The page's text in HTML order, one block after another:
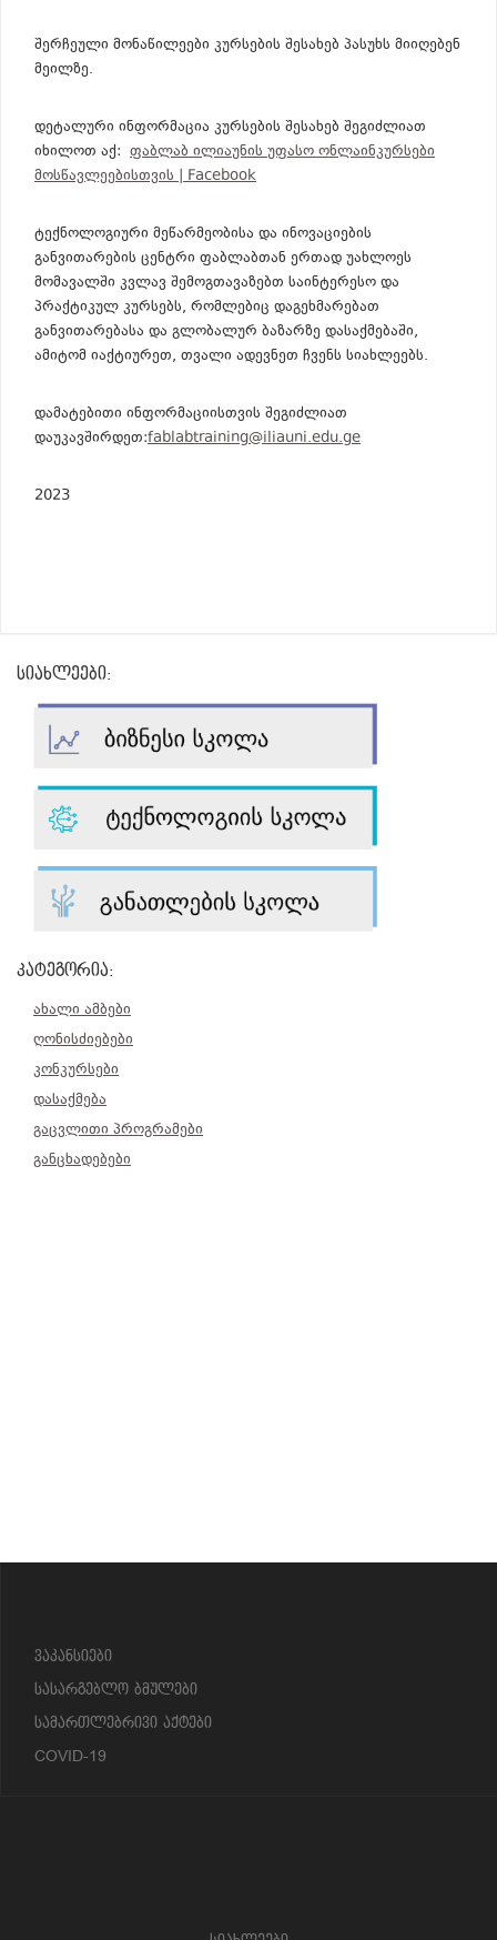
შერჩეული მონაწილეები კურსების შესახებ პასუხს მიიღებენ
მეილზე.
დეტალური ინფორმაცია კურსების შესახებ შეგიძლიათ
იხილოთ აქ: ფაბლაბ ილიაუნის უფასო ონლაინკურსები
მოსწავლეებისთვის | Facebook
ტექნოლოგიური მეწარმეობისა და ინოვაციების
განვითარების ცენტრი ფაბლაბთან ერთად უახლოეს
მომავალში კვლავ შემოგთავაზებთ საინტერესო და
პრაქტიკულ კურსებს, რომლებიც დაგეხმარებათ
განვითარებასა და გლობალურ ბაზარზე დასაქმებაში,
ამიტომ იაქტიურეთ, თვალი ადევნეთ ჩვენს სიახლეებს.
დამატებითი ინფორმაციისთვის შეგიძლიათ
დაუკავშირდეთ:fablabtraining@iliauni.edu.ge
2023
სიახლეები:
კატეგორია:
ახალი ამბები
ღონისძიებები
კონკურსები
დასაქმება
გაცვლითი პროგრამები
განცხადებები
ვაკანსიები
სასარგებლო ბმულები
სამართლებრივი აქტები
COVID-19